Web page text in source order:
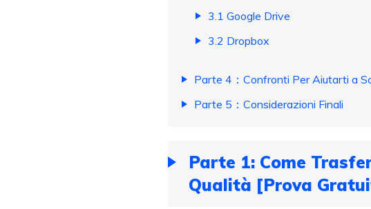
3.1 Google Drive
3.2 Dropbox
Parte 4：Confronti Per Aiutarti a
Parte 5：Considerazioni Finali
Parte 1: Come
Qualità [Prova